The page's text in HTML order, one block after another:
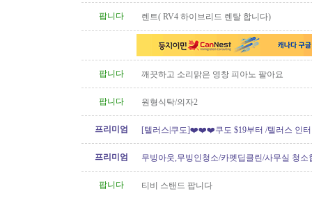
팝니다
렌트( RV4 하이브리드 렌탈 합니다)
팝니다 깨끗하고 소리맑은 영창 피아노 팔아요
팝니다 원형식탁/의자2
프리미엄
[텔러스|쿠도]❤️❤️❤️쿠도 $19부터 /텔러스 인터
프리미엄
무빙아웃,무빙인청소/카펫딥클린/사무실 청소
팝니다 티비 스탠드 팝니다